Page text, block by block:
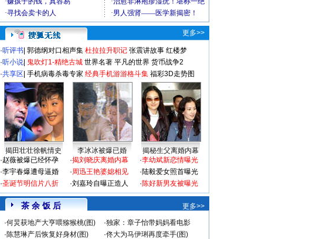
更多>>
·听评书 郭德纲对口相声集 杜拉拉升职记 张震讲故事 红楼梦
·听小说 鬼吹灯1-精绝古城 世界名著 平凡的世界 货币战争2
·共享区 手机病毒杀毒专家 经典手机游游格斗集 福彩3D走势图
揭田壮壮徐帆情史 李冰冰被爆已婚
揭秘生父离婚内幕
·赵薇被爆已经怀孕
·李宇春爆遭母逼婚
·圣诞节明信片八折
·揭刘晓庆离婚内幕
·周迅王艳婆媳相见
·刘嘉玲自曝正造人
·李幼斌新恋情曝光
·陆毅爱女照首曝光
·陈好新男友被曝光
茶 余 饭 后
更多>>
·何炅获地产大亨喂猕猴桃(图) ·独家：章子怡带妈妈看电影
·陈慧琳产后恢复好身材(图) ·佟大为马伊琍再度牵手(图)